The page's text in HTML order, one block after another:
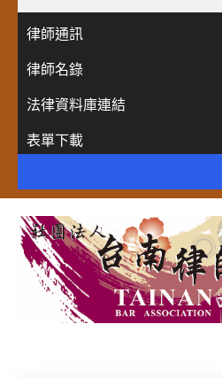
律師通訊
律師名錄
法律資料庫連結
表單下載